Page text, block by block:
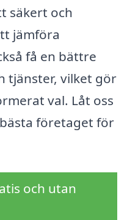
säkert och
jämföra
få en bättre
tjänster, vilket gör
val. Låt oss
företaget för
och utan